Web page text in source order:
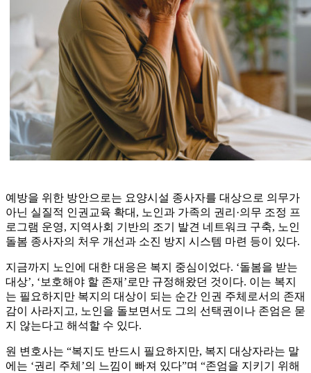
예방을 위한 방안으로는 요양시설 종사자를 대상으로 의무가
아닌 실질적 인권교육 확대, 노인과 가족의 권리·의무 조정 프
로그램 운영, 지역사회 기반의 조기 발견 네트워크 구축, 노인
돌봄 종사자의 처우 개선과 소진 방지 시스템 마련 등이 있다.
지금까지 노인에 대한 대응은 복지 중심이었다. ‘돌봄을 받는
대상’, ‘보호해야 할 존재’로만 규정해왔던 것이다. 이는 복지
는 필요하지만 복지의 대상이 되는 순간 인권 주체로서의 존재
감이 사라지고, 노인을 돌보면서도 그의 선택권이나 존엄은 묻
지 않는다고 해석할 수 있다.
원 변호사는 “복지도 반드시 필요하지만, 복지 대상자라는 말
에는 ‘권리 주체’의 느낌이 빠져 있다”며 “존엄을 지키기 위해